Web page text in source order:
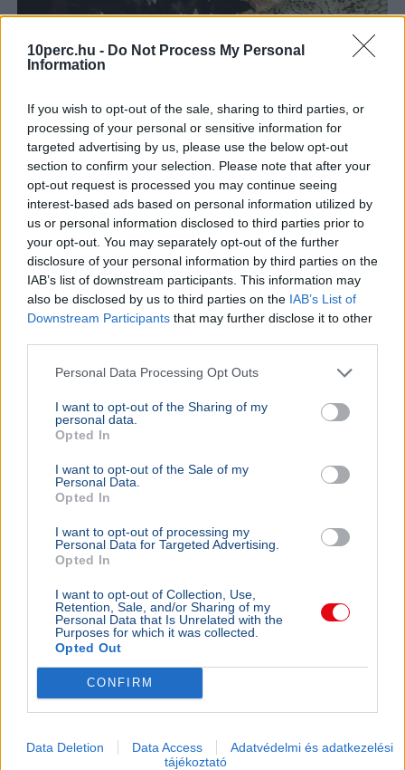
10perc.hu - Do Not Process My Personal
Information
If you wish to opt-out of the sale, sharing to third parties, or
processing of your personal or sensitive information for
targeted advertising by us, please use the below opt-out
section to confirm your selection. Please note that after your
opt-out request is processed you may continue seeing
interest-based ads based on personal information utilized by
us or personal information disclosed to third parties prior to
your opt-out. You may separately opt-out of the further
disclosure of your personal information by third parties on the
IAB’s list of downstream participants. This information may
also be disclosed by us to third parties on the IAB’s List of
Downstream Participants that may further disclose it to other
Personal Data Processing Opt Outs
I want to opt-out of the Sharing of my
personal data.
Opted In
I want to opt-out of the Sale of my
Personal Data.
Opted In
I want to opt-out of processing my
Personal Data for Targeted Advertising.
Opted In
I want to opt-out of Collection, Use,
Retention, Sale, and/or Sharing of my
Personal Data that Is Unrelated with the
Purposes for which it was collected.
Opted Out
CONFIRM
Data Deletion Data Access
Adatvédelmi és adatkezelési
tájékoztató
Háború Hamász Terrortámadás Izrael Bíróság
Izraeli bíróság ideiglenesen leállította Itamár Bengvír
tervét, amely szerint krokodilokkal teli vizesárok venné
körül a palesztin rabokat őrző Keciot börtönt.
Bővebben...
KÜLFÖLD 2026. augusztus 3.
Történelmi mélységben a víztározó,
Horvátország Hőség
A horvátországi Krk sziget önkormányzatai
víztakarékosságra kérik a lakosokat és turistákat, mivel
a tározó vízszintje történelmi mélységbe süllyedt.
Bővebben...